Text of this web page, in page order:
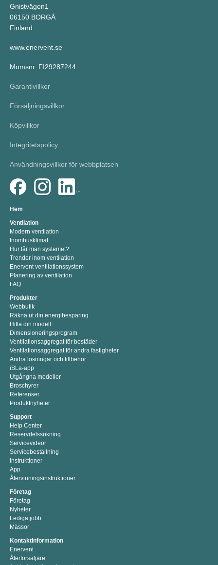
Gnistvägen1
06150 BORGÅ
Finland
www.enervent.se
Momsnr. FI29287244
Garantivillkor
Försäljningsvillkor
Köpvillkor
Integritetspolicy
Användningsvillkor för webbplatsen
Hem
Ventilation
Modern ventilation
Inomhusklimat
Hur får man systemet?
Trender inom ventilation
Enervent ventilationssystem
Planering av ventilation
FAQ
Produkter
Webbutik
Räkna ut din energibesparing
Hitta din modell
Dimensioneringsprogram
Ventilationsaggregat för bostäder
Ventilationsaggregat för andra fastigheter
Andra lösningar och tillbehör
iSLa-app
Utgångna modeller
Broschyrer
Referenser
Produktnyheter
Support
Help Center
Reservdelssökning
Servicevideor
Servicebeställning
Instruktioner
App
Återvinningsinstruktioner
Företag
Företag
Nyheter
Lediga jobb
Mässor
Kontaktinformation
Enervent
Återförsäljare